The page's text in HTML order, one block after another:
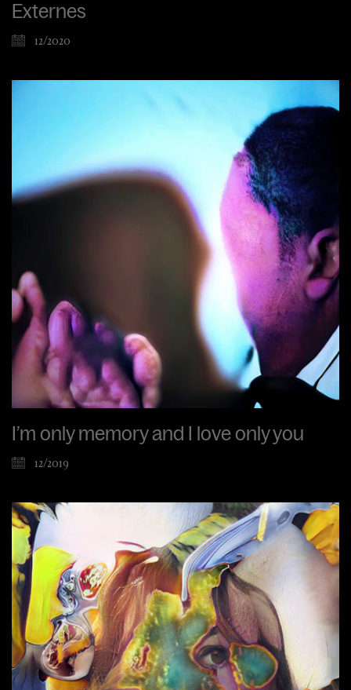
Externes
12/2020
I’m only memory and I love only you
12/2019